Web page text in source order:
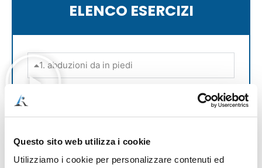
Questo sito web utilizza i cookie
Utilizziamo i cookie per personalizzare contenuti ed
ELENCO ESERCIZI
1. abduzioni da in piedi
4. allungamento catena posteriore con